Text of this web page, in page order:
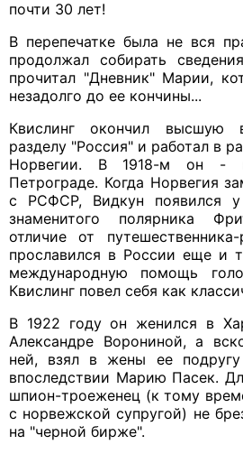
почти 30 лет!
В перепечатке была не вся
продолжал собирать
прочитал "Дневник" Марии,
незадолго до ее кончины...
Квислинг окончил высшую
разделу "Россия" и работал в
Норвегии. В 1918-м он -
Петрограде. Когда Норвегия
с РСФСР, Видкун появился у
знаменитого полярника
отличие от
прославился в России еще и
международную помощь
Квислинг повел себя как
В 1922 году он женился в
Александре Ворониной, а
ней, взял в жены ее
впоследствии Марию Пасек.
шпион-троеженец (к тому
с норвежской супругой) не
на "черной бирже".